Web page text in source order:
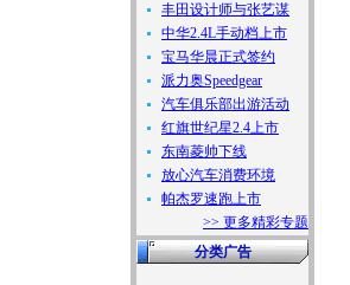
丰田设计师与张艺谋
中华2.4L手动档上市
宝马华晨正式签约
派力奥Speedgear
汽车俱乐部出游活动
红旗世纪星2.4上市
东南菱帅下线
放心汽车消费环境
帕杰罗速跑上市
>> 更多精彩专题
分类广告